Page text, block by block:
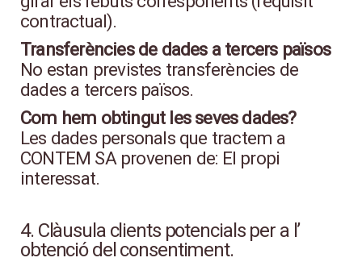
contractual).
Transferències de dades a tercers països
No estan previstes transferències de
dades a tercers països.
Com hem obtingut les seves dades?
Les dades personals que tractem a
CONTEM SA provenen de: El propi
interessat.
4. Clàusula clients potencials per a l’
obtenció del consentiment.